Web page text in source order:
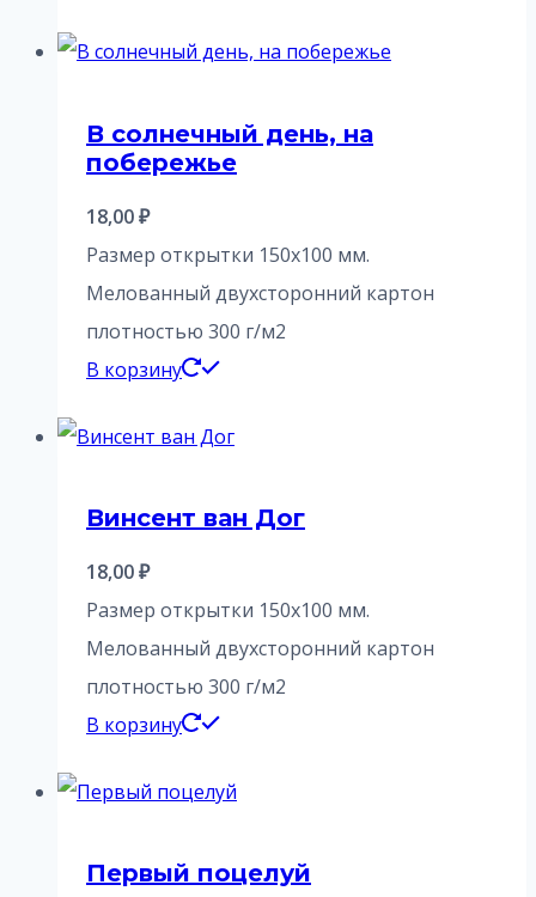
В солнечный день, на
побережье
18,00₽
Размер открытки 150х100 мм.
Мелованный двухсторонний картон
плотностью 300 г/м2
В корзину
Винсент ван Дог
18,00₽
Размер открытки 150х100 мм.
Мелованный двухсторонний картон
плотностью 300 г/м2
В корзину
Первый поцелуй